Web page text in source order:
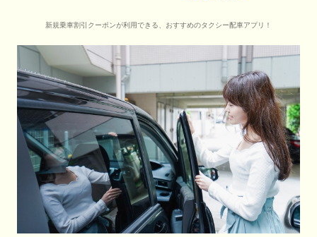
新規乗車割引クーポンが利用できる、おすすめのタクシー配車アプリ！